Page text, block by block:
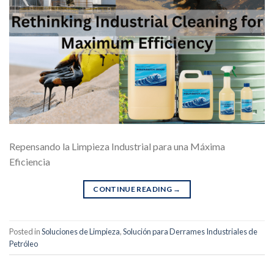
Repensando la Limpieza Industrial para una Máxima
Eficiencia
CONTINUE READING →
Posted inSoluciones de Limpieza,Solución para Derrames Industriales de
Petróleo